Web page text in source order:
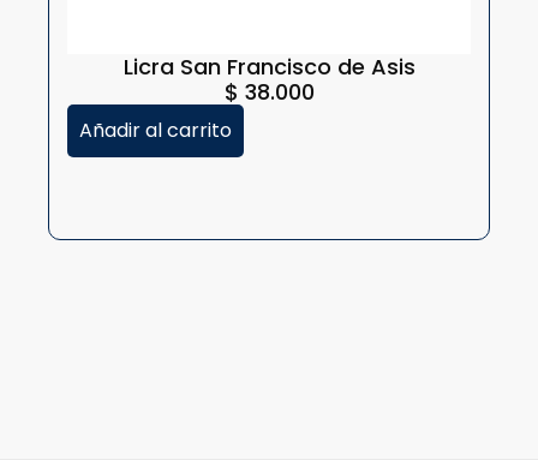
Licra San Francisco de Asis
$ 38.000
Añadir al carrito